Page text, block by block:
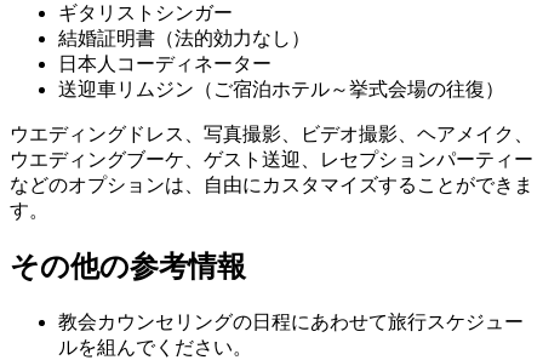
ギタリストシンガー
結婚証明書（法的効力なし）
日本人コーディネーター
送迎車リムジン（ご宿泊ホテル～挙式会場の往復）
ウエディングドレス、写真撮影、ビデオ撮影、ヘアメイク、
ウエディングブーケ、ゲスト送迎、レセプションパーティー
などのオプションは、自由にカスタマイズすることができま
す。
その他の参考情報
教会カウンセリングの日程にあわせて旅行スケジュー
ルを組んでください。